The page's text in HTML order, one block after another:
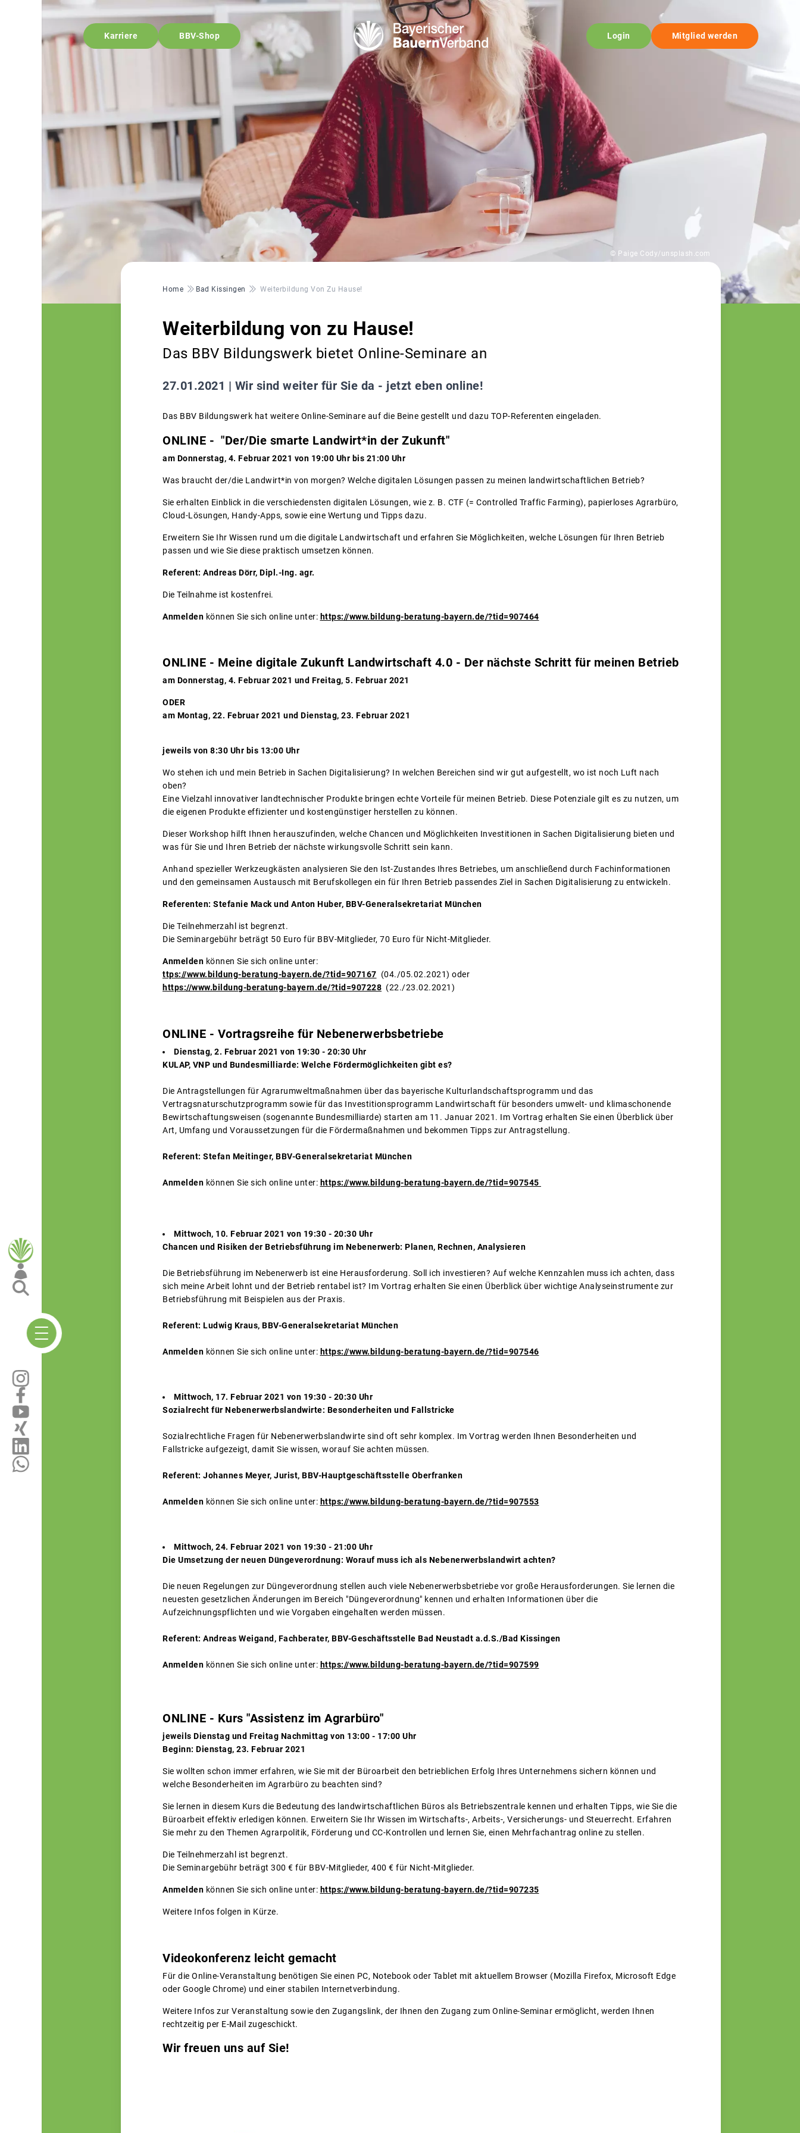
Karriere BBV-Shop Login Mitglied werden
© Paige Cody/unsplash.com
Pfadnavigation
Home Bad Kissingen Weiterbildung Von Zu Hause!
Weiterbildung von zu Hause!
Das BBV Bildungswerk bietet Online-Seminare an
27.01.2021 | Wir sind weiter für Sie da - jetzt eben online!
Das BBV Bildungswerk hat weitere Online-Seminare auf die Beine gestellt und dazu TOP-Referenten eingeladen.
ONLINE - "Der/Die smarte Landwirt*in der Zukunft"
am Donnerstag, 4. Februar 2021 von 19:00 Uhr bis 21:00 Uhr
Was braucht der/die Landwirt*in von morgen? Welche digitalen Lösungen passen zu meinen landwirtschaftlichen Betrieb?
Sie erhalten Einblick in die verschiedensten digitalen Lösungen, wie z. B. CTF (= Controlled Traffic Farming), papierloses Agrarbüro,
Cloud-Lösungen, Handy-Apps, sowie eine Wertung und Tipps dazu.
Erweitern Sie Ihr Wissen rund um die digitale Landwirtschaft und erfahren Sie Möglichkeiten, welche Lösungen für Ihren Betrieb
passen und wie Sie diese praktisch umsetzen können.
Referent: Andreas Dörr, Dipl.-Ing. agr.
Die Teilnahme ist kostenfrei.
Anmelden können Sie sich online unter: https://www.bildung-beratung-bayern.de/?tid=907464
ONLINE - Meine digitale Zukunft Landwirtschaft 4.0 - Der nächste Schritt für meinen Betrieb
am Donnerstag, 4. Februar 2021 und Freitag, 5. Februar 2021
ODER
am Montag, 22. Februar 2021 und Dienstag, 23. Februar 2021
jeweils von 8:30 Uhr bis 13:00 Uhr
Wo stehen ich und mein Betrieb in Sachen Digitalisierung? In welchen Bereichen sind wir gut aufgestellt, wo ist noch Luft nach
oben?
Eine Vielzahl innovativer landtechnischer Produkte bringen echte Vorteile für meinen Betrieb. Diese Potenziale gilt es zu nutzen, um
die eigenen Produkte effizienter und kostengünstiger herstellen zu können.
Dieser Workshop hilft Ihnen herauszufinden, welche Chancen und Möglichkeiten Investitionen in Sachen Digitalisierung bieten und
was für Sie und Ihren Betrieb der nächste wirkungsvolle Schritt sein kann.
Anhand spezieller Werkzeugkästen analysieren Sie den Ist-Zustandes Ihres Betriebes, um anschließend durch Fachinformationen
und den gemeinsamen Austausch mit Berufskollegen ein für Ihren Betrieb passendes Ziel in Sachen Digitalisierung zu entwickeln.
Referenten: Stefanie Mack und Anton Huber, BBV-Generalsekretariat München
Die Teilnehmerzahl ist begrenzt.
Die Seminargebühr beträgt 50 Euro für BBV-Mitglieder, 70 Euro für Nicht-Mitglieder.
Anmelden können Sie sich online unter:
ttps://www.bildung-beratung-bayern.de/?tid=907167 (04./05.02.2021) oder
https://www.bildung-beratung-bayern.de/?tid=907228 (22./23.02.2021)
ONLINE - Vortragsreihe für Nebenerwerbsbetriebe
Dienstag, 2. Februar 2021 von 19:30 - 20:30 Uhr
KULAP, VNP und Bundesmilliarde: Welche Fördermöglichkeiten gibt es?
Die Antragstellungen für Agrarumweltmaßnahmen über das bayerische Kulturlandschaftsprogramm und das
Vertragsnaturschutzprogramm sowie für das Investitionsprogramm Landwirtschaft für besonders umwelt- und klimaschonende
Bewirtschaftungsweisen (sogenannte Bundesmilliarde) starten am 11. Januar 2021. Im Vortrag erhalten Sie einen Überblick über
Art, Umfang und Voraussetzungen für die Fördermaßnahmen und bekommen Tipps zur Antragstellung.
Referent: Stefan Meitinger, BBV-Generalsekretariat München
Anmelden können Sie sich online unter: https://www.bildung-beratung-bayern.de/?tid=907545
Mittwoch, 10. Februar 2021 von 19:30 - 20:30 Uhr
Chancen und Risiken der Betriebsführung im Nebenerwerb: Planen, Rechnen, Analysieren
Die Betriebsführung im Nebenerwerb ist eine Herausforderung. Soll ich investieren? Auf welche Kennzahlen muss ich achten, dass
sich meine Arbeit lohnt und der Betrieb rentabel ist? Im Vortrag erhalten Sie einen Überblick über wichtige Analyseinstrumente zur
Betriebsführung mit Beispielen aus der Praxis.
Referent: Ludwig Kraus, BBV-Generalsekretariat München
Anmelden können Sie sich online unter: https://www.bildung-beratung-bayern.de/?tid=907546
Mittwoch, 17. Februar 2021 von 19:30 - 20:30 Uhr
Sozialrecht für Nebenerwerbslandwirte: Besonderheiten und Fallstricke
Sozialrechtliche Fragen für Nebenerwerbslandwirte sind oft sehr komplex. Im Vortrag werden Ihnen Besonderheiten und
Fallstricke aufgezeigt, damit Sie wissen, worauf Sie achten müssen.
Referent: Johannes Meyer, Jurist, BBV-Hauptgeschäftsstelle Oberfranken
Anmelden können Sie sich online unter: https://www.bildung-beratung-bayern.de/?tid=907553
Mittwoch, 24. Februar 2021 von 19:30 - 21:00 Uhr
Die Umsetzung der neuen Düngeverordnung: Worauf muss ich als Nebenerwerbslandwirt achten?
Die neuen Regelungen zur Düngeverordnung stellen auch viele Nebenerwerbsbetriebe vor große Herausforderungen. Sie lernen die
neuesten gesetzlichen Änderungen im Bereich "Düngeverordnung" kennen und erhalten Informationen über die
Aufzeichnungspflichten und wie Vorgaben eingehalten werden müssen.
Referent: Andreas Weigand, Fachberater, BBV-Geschäftsstelle Bad Neustadt a.d.S./Bad Kissingen
Anmelden können Sie sich online unter: https://www.bildung-beratung-bayern.de/?tid=907599
ONLINE - Kurs "Assistenz im Agrarbüro"
jeweils Dienstag und Freitag Nachmittag von 13:00 - 17:00 Uhr
Beginn: Dienstag, 23. Februar 2021
Sie wollten schon immer erfahren, wie Sie mit der Büroarbeit den betrieblichen Erfolg Ihres Unternehmens sichern können und
welche Besonderheiten im Agrarbüro zu beachten sind?
Sie lernen in diesem Kurs die Bedeutung des landwirtschaftlichen Büros als Betriebszentrale kennen und erhalten Tipps, wie Sie die
Büroarbeit effektiv erledigen können. Erweitern Sie Ihr Wissen im Wirtschafts-, Arbeits-, Versicherungs- und Steuerrecht. Erfahren
Sie mehr zu den Themen Agrarpolitik, Förderung und CC-Kontrollen und lernen Sie, einen Mehrfachantrag online zu stellen.
Die Teilnehmerzahl ist begrenzt.
Die Seminargebühr beträgt 300 € für BBV-Mitglieder, 400 € für Nicht-Mitglieder.
Anmelden können Sie sich online unter: https://www.bildung-beratung-bayern.de/?tid=907235
Weitere Infos folgen in Kürze.
Videokonferenz leicht gemacht
Für die Online-Veranstaltung benötigen Sie einen PC, Notebook oder Tablet mit aktuellem Browser (Mozilla Firefox, Microsoft Edge
oder Google Chrome) und einer stabilen Internetverbindung.
Weitere Infos zur Veranstaltung sowie den Zugangslink, der Ihnen den Zugang zum Online-Seminar ermöglicht, werden Ihnen
rechtzeitig per E-Mail zugeschickt.
Wir freuen uns auf Sie!